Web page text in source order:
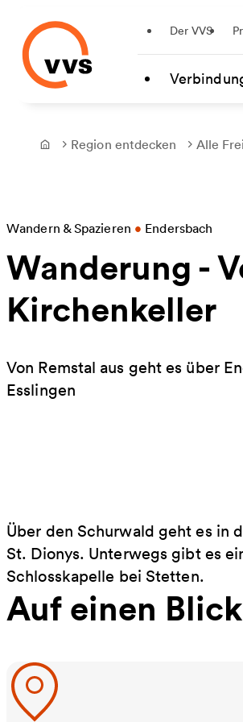
Zum Hauptinhalt springen
Der VVS
Frontpage
Region entdecken Alle
Wandern & Spazieren • Endersbach
Wanderung -
Kirchenkeller
Von Remstal aus geht es über
Esslingen
Über den Schurwald geht es in
St. Dionys. Unterwegs gibt es
Schlosskapelle bei Stetten.
Auf einen Blick